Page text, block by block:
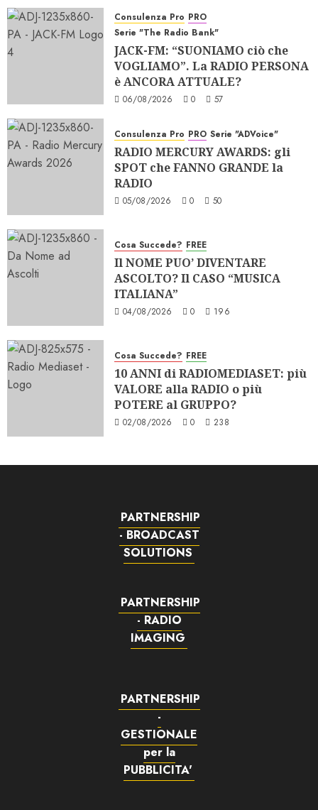
Consulenza Pro PRO
Serie "The Radio Bank"
JACK-FM: “SUONIAMO ciò che
VOGLIAMO”. La RADIO PERSONA
è ANCORA ATTUALE?
06/08/2026 0 57
Consulenza Pro PRO Serie "ADVoice"
RADIO MERCURY AWARDS: gli
SPOT che FANNO GRANDE la
RADIO
05/08/2026 0 50
Cosa Succede? FREE
Il NOME PUO’ DIVENTARE
ASCOLTO? Il CASO “MUSICA
ITALIANA”
04/08/2026 0 196
Cosa Succede? FREE
10 ANNI di RADIOMEDIASET: più
VALORE alla RADIO o più
POTERE al GRUPPO?
02/08/2026 0 238
PARTNERSHIP
- BROADCAST
SOLUTIONS
PARTNERSHIP
- RADIO
IMAGING
PARTNERSHIP
-
GESTIONALE
per la
PUBBLICITA'